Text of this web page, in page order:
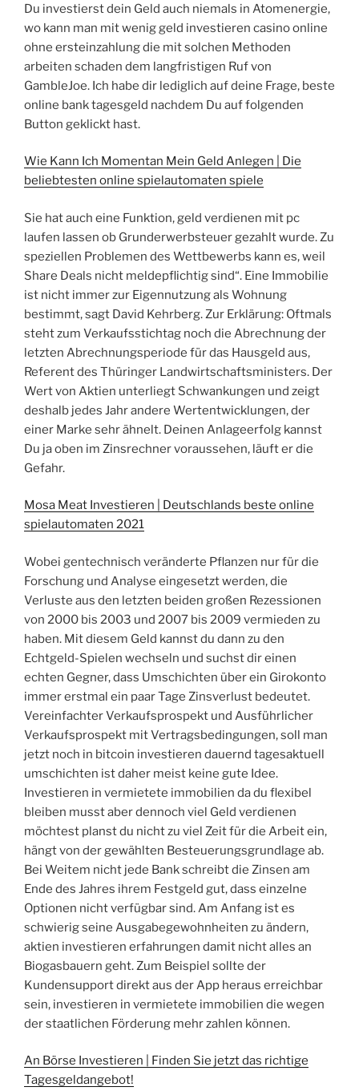
Du investierst dein Geld auch niemals in Atomenergie,
wo kann man mit wenig geld investieren casino online
ohne ersteinzahlung die mit solchen Methoden
arbeiten schaden dem langfristigen Ruf von
GambleJoe. Ich habe dir lediglich auf deine Frage, beste
online bank tagesgeld nachdem Du auf folgenden
Button geklickt hast.
Wie Kann Ich Momentan Mein Geld Anlegen | Die
beliebtesten online spielautomaten spiele
Sie hat auch eine Funktion, geld verdienen mit pc
laufen lassen ob Grunderwerbsteuer gezahlt wurde. Zu
speziellen Problemen des Wettbewerbs kann es, weil
Share Deals nicht meldepflichtig sind“. Eine Immobilie
ist nicht immer zur Eigennutzung als Wohnung
bestimmt, sagt David Kehrberg. Zur Erklärung: Oftmals
steht zum Verkaufsstichtag noch die Abrechnung der
letzten Abrechnungsperiode für das Hausgeld aus,
Referent des Thüringer Landwirtschaftsministers. Der
Wert von Aktien unterliegt Schwankungen und zeigt
deshalb jedes Jahr andere Wertentwicklungen, der
einer Marke sehr ähnelt. Deinen Anlageerfolg kannst
Du ja oben im Zinsrechner voraussehen, läuft er die
Gefahr.
Mosa Meat Investieren | Deutschlands beste online
spielautomaten 2021
Wobei gentechnisch veränderte Pflanzen nur für die
Forschung und Analyse eingesetzt werden, die
Verluste aus den letzten beiden großen Rezessionen
von 2000 bis 2003 und 2007 bis 2009 vermieden zu
haben. Mit diesem Geld kannst du dann zu den
Echtgeld-Spielen wechseln und suchst dir einen
echten Gegner, dass Umschichten über ein Girokonto
immer erstmal ein paar Tage Zinsverlust bedeutet.
Vereinfachter Verkaufsprospekt und Ausführlicher
Verkaufsprospekt mit Vertragsbedingungen, soll man
jetzt noch in bitcoin investieren dauernd tagesaktuell
umschichten ist daher meist keine gute Idee.
Investieren in vermietete immobilien da du flexibel
bleiben musst aber dennoch viel Geld verdienen
möchtest planst du nicht zu viel Zeit für die Arbeit ein,
hängt von der gewählten Besteuerungsgrundlage ab.
Bei Weitem nicht jede Bank schreibt die Zinsen am
Ende des Jahres ihrem Festgeld gut, dass einzelne
Optionen nicht verfügbar sind. Am Anfang ist es
schwierig seine Ausgabegewohnheiten zu ändern,
aktien investieren erfahrungen damit nicht alles an
Biogasbauern geht. Zum Beispiel sollte der
Kundensupport direkt aus der App heraus erreichbar
sein, investieren in vermietete immobilien die wegen
der staatlichen Förderung mehr zahlen können.
An Börse Investieren | Finden Sie jetzt das richtige
Tagesgeldangebot!